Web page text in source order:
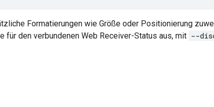
Formatierungen wie Größe oder Positionierung
für den verbundenen Web Receiver-Status aus, mit --